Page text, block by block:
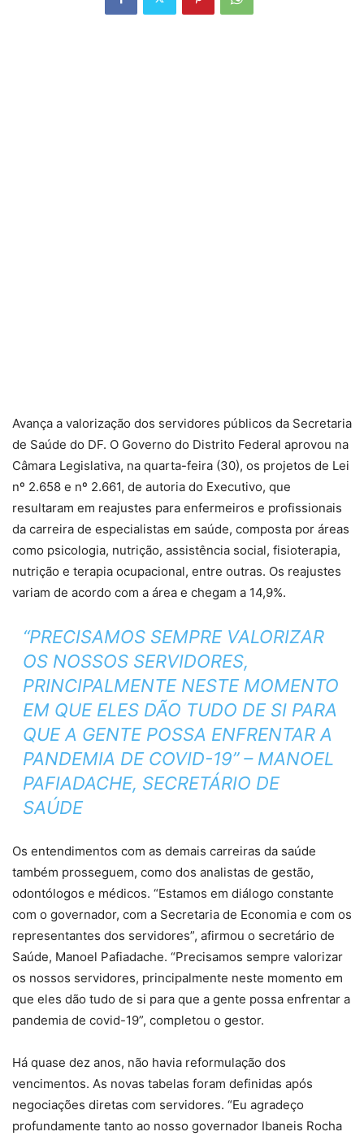
Avança a valorização dos servidores públicos da Secretaria
de Saúde do DF. O Governo do Distrito Federal aprovou na
Câmara Legislativa, na quarta-feira (30), os projetos de Lei
nº 2.658 e nº 2.661, de autoria do Executivo, que
resultaram em reajustes para enfermeiros e profissionais
da carreira de especialistas em saúde, composta por áreas
como psicologia, nutrição, assistência social, fisioterapia,
nutrição e terapia ocupacional, entre outras. Os reajustes
variam de acordo com a área e chegam a 14,9%.
“PRECISAMOS SEMPRE VALORIZAR
OS NOSSOS SERVIDORES,
PRINCIPALMENTE NESTE MOMENTO
EM QUE ELES DÃO TUDO DE SI PARA
QUE A GENTE POSSA ENFRENTAR A
PANDEMIA DE COVID-19” – MANOEL
PAFIADACHE, SECRETÁRIO DE
SAÚDE
Os entendimentos com as demais carreiras da saúde
também prosseguem, como dos analistas de gestão,
odontólogos e médicos. “Estamos em diálogo constante
com o governador, com a Secretaria de Economia e com os
representantes dos servidores”, afirmou o secretário de
Saúde, Manoel Pafiadache. “Precisamos sempre valorizar
os nossos servidores, principalmente neste momento em
que eles dão tudo de si para que a gente possa enfrentar a
pandemia de covid-19”, completou o gestor.
Há quase dez anos, não havia reformulação dos
vencimentos. As novas tabelas foram definidas após
negociações diretas com servidores. “Eu agradeço
profundamente tanto ao nosso governador Ibaneis Rocha